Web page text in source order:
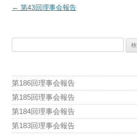
投
ー
シ
ョ
ン
← 第43回理事会報告
第186回理事会報告
第185回理事会報告
第184回理事会報告
第183回理事会報告